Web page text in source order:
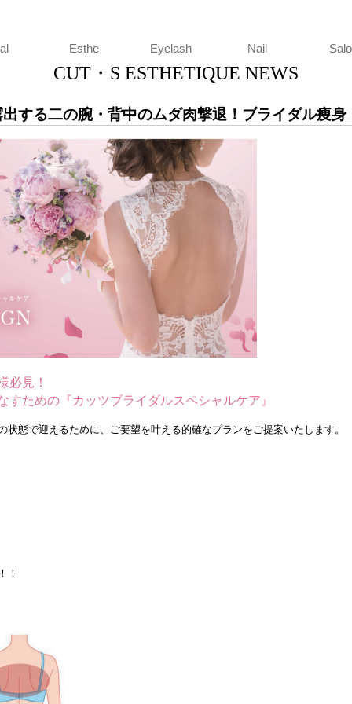
Esthe Eyelash Nail
CUT・S ESTHETIQUE NEWS
する二の腕・背中のムダ肉撃退！ブライダル痩身
必見！
ための『カッツブライダルスペシャルケア』
態で迎えるために、 ご要望を叶える的確なプランをご提案いたします。
！